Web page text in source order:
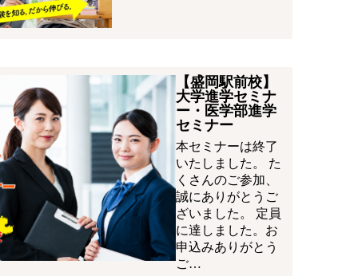
【盛岡駅前校】
大学進学セミナ
ー・医学部進学
セミナー
本セミナーは終了
いたしました。 た
くさんのご参加、
誠にありがとうご
ざいました。 定員
に達しました。お
申込みありがとう
ご…